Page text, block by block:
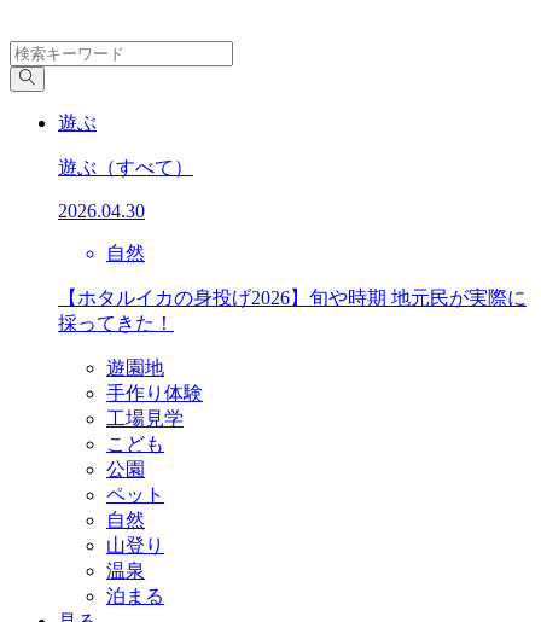
遊ぶ
遊ぶ （すべて）
2026.04.30
自然
【ホタルイカの身投げ2026】旬や時期 地元民が実際に
採ってきた！
遊園地
手作り体験
工場見学
こども
公園
ペット
自然
山登り
温泉
泊まる